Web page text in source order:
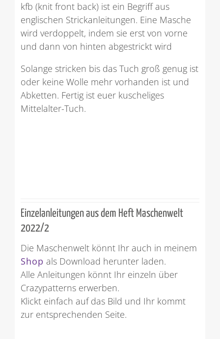
kfb (knit front back) ist ein Begriff aus
englischen Strickanleitungen. Eine Masche
wird verdoppelt, indem sie erst von vorne
und dann von hinten abgestrickt wird
Solange stricken bis das Tuch groß genug ist
oder keine Wolle mehr vorhanden ist und
Abketten. Fertig ist euer kuscheliges
Mittelalter-Tuch.
Einzelanleitungen aus dem Heft Maschenwelt
2022/2
Die Maschenwelt könnt Ihr auch in meinem
Shop als Download herunter laden.
Alle Anleitungen könnt Ihr einzeln über
Crazypatterns erwerben.
Klickt einfach auf das Bild und Ihr kommt
zur entsprechenden Seite.